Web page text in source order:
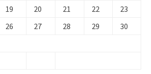
19 20 21 22
23
26 27 28 29
30